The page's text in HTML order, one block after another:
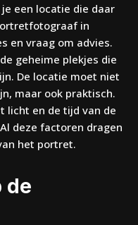
een locatie die daar
in
en vraag om advies.
geheime plekjes die
De locatie moet niet
maar ook praktisch.
licht en de tijd van de
deze factoren dragen
het portret.
de